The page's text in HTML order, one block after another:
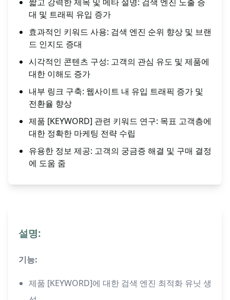
짧고 강력한 제목 및 메타 설명: 검색 엔진 노출 증
대 및 트래픽 유입 증가
효과적인 키워드 사용: 검색 엔진 순위 향상 및 브랜
드 인지도 증대
시각적인 콘텐츠 구성: 고객의 관심 유도 및 제품에
대한 이해도 증가
내부 링크 구축: 웹사이트 내 유입 트래픽 증가 및
전환율 향상
제품 [KEYWORD] 관련 키워드 연구: 목표 고객층에
대한 정확한 마케팅 전략 수립
유용한 정보 제공: 고객의 궁금증 해결 및 구매 결정
에 도움 줌
설명:
기능:
제품 [KEYWORD]에 대한 검색 엔진 최적화 유닛 생